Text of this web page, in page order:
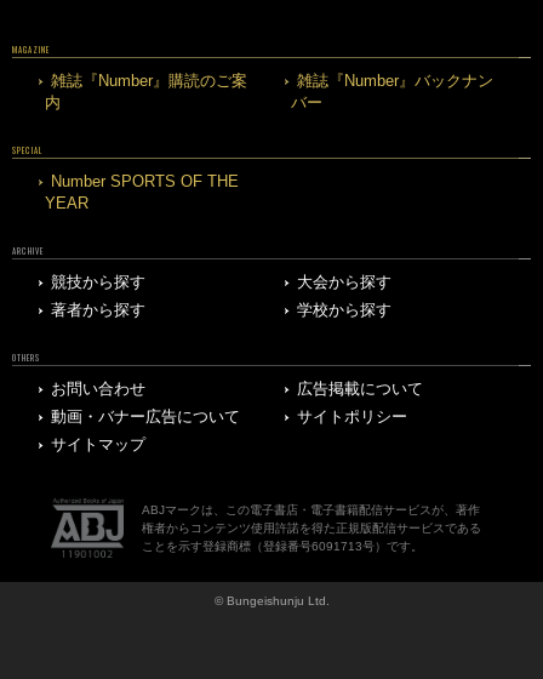
MAGAZINE
雑誌『Number』購読のご案
内
雑誌『Number』バックナン
バー
SPECIAL
Number SPORTS OF THE
YEAR
ARCHIVE
競技から探す
大会から探す
著者から探す
学校から探す
OTHERS
お問い合わせ
広告掲載について
動画・バナー広告について
サイトポリシー
サイトマップ
ABJマークは、この電子書店・電子書籍配信サービスが、著作
権者からコンテンツ使用許諾を得た正規版配信サービスである
ことを示す登録商標（登録番号6091713号）です。
© Bungeishunju Ltd.